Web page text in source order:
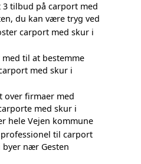
3 tilbud på carport med
du kan være tryg ved
carport med skur i
med til at bestemme
med skur i
over firmaer med
med skur i
hele Vejen kommune
professionel til carport
byer nær Gesten